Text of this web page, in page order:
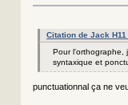
Citation de Jack
Pour l'orthographe,
syntaxique et
punctuationnal ça ne